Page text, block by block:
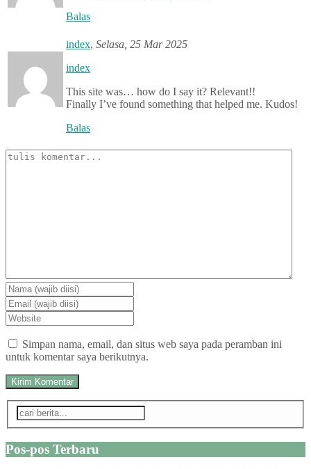
Balas
index, Selasa, 25 Mar 2025
index
This site was… how do I say it? Relevant!!
Finally I’ve found something that helped me. Kudos!
Balas
Simpan nama, email, dan situs web saya pada peramban ini
untuk komentar saya berikutnya.
Pos-pos Terbaru